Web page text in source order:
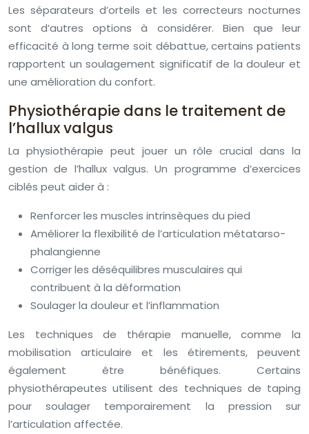
Les séparateurs d’orteils et les correcteurs nocturnes
sont d’autres options à considérer. Bien que leur
efficacité à long terme soit débattue, certains patients
rapportent un soulagement significatif de la douleur et
une amélioration du confort.
Physiothérapie dans le traitement de
l’hallux valgus
La physiothérapie peut jouer un rôle crucial dans la
gestion de l’hallux valgus. Un programme d’exercices
ciblés peut aider à :
Renforcer les muscles intrinsèques du pied
Améliorer la flexibilité de l’articulation métatarso-
phalangienne
Corriger les déséquilibres musculaires qui
contribuent à la déformation
Soulager la douleur et l’inflammation
Les techniques de thérapie manuelle, comme la
mobilisation articulaire et les étirements, peuvent
également être bénéfiques. Certains
physiothérapeutes utilisent des techniques de taping
pour soulager temporairement la pression sur
l’articulation affectée.